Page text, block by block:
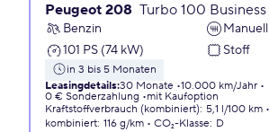
Peugeot 208 Turbo 100 Business
Benzin
Manuell
101 PS (74 kW)
Stoff
in 3 bis 5 Monaten
Leasingdetails:30 Monate 10.000 km/Jahr
0 € Sonderzahlung
mit Kaufoption
Kraftstoffverbrauch (kombiniert): 5,1 l/100 km
kombiniert: 116 g/km CO₂-Klasse: D